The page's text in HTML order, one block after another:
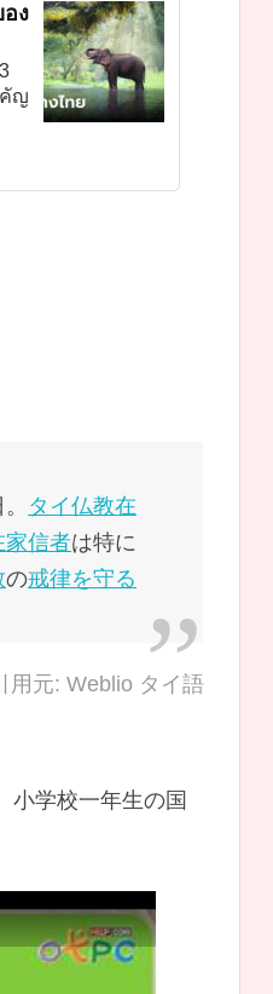
ง
คัญ
タイ仏教在
家信者は特に
の戒律を守る
用元: Weblio タイ語
小学校一年生の国